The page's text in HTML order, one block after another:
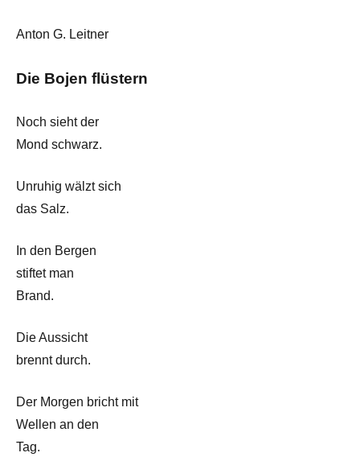
Anton G. Leitner
Die Bojen flüstern
Noch sieht der
Mond schwarz.
Unruhig wälzt sich
das Salz.
In den Bergen
stiftet man
Brand.
Die Aussicht
brennt durch.
Der Morgen bricht mit
Wellen an den
Tag.